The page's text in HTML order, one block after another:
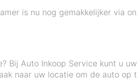
is nu nog gemakkelijker via
Bij Auto Inkoop Service kunt u
naar uw locatie om de auto op